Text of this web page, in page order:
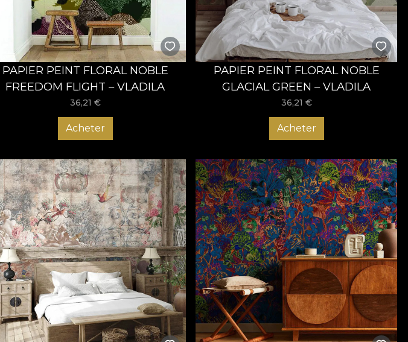
PAPIER PEINT FLORAL NOBLE
FREEDOM FLIGHT – VLADILA
36,21 €
Acheter
PAPIER PEINT FLORAL NOBLE
GLACIAL GREEN – VLADILA
36,21 €
Acheter